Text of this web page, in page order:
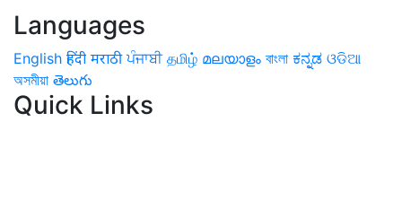
Languages
English हिंदी मराठी ਪੰਜਾਬੀ தமிழ் മലയാളം বাংলা ಕನ್ನಡ ଓଡିଆ
অসমীয়া తెలుగు
Quick Links